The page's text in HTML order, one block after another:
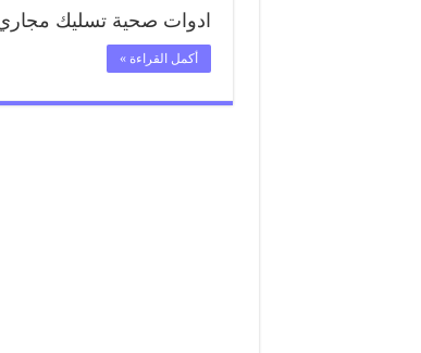
ادوات صحية تسليك
أكمل القراءة »